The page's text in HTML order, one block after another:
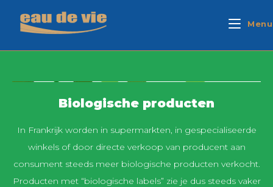
Menu
Biologische producten
In Frankrijk worden in supermarkten, in gespecialiseerde
winkels of door directe verkoop van producent aan
consument steeds meer biologische producten verkocht.
Producten met “biologische labels” zie je dus steeds vaker